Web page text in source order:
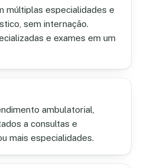
múltiplas especialidades e
sem internação.
e exames em um
ambulatorial,
a consultas e
mais especialidades.